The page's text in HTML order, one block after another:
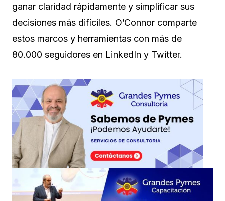
ganar claridad rápidamente y simplificar sus
decisiones más difíciles. O’Connor comparte
estos marcos y herramientas con más de
80.000 seguidores en LinkedIn y Twitter.